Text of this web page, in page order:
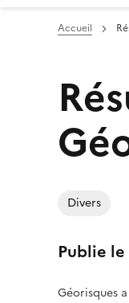
Accueil
Divers
Publie
Géorisques